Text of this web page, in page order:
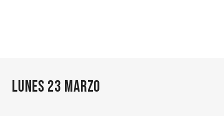
Lunes 23 marzo